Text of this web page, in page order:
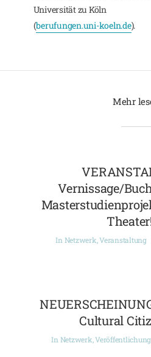
Universität zu Köln
(berufungen.uni-koeln.de).
Mehr
Vernissage/
In Netzwerk,Veranstaltung
Cultural
In Netzwerk,Veröffentlichung